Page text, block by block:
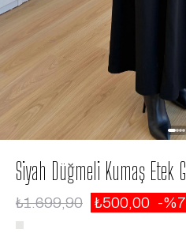
Siyah Düğmeli Kumaş Etek
₺1.699,90 ₺500,00